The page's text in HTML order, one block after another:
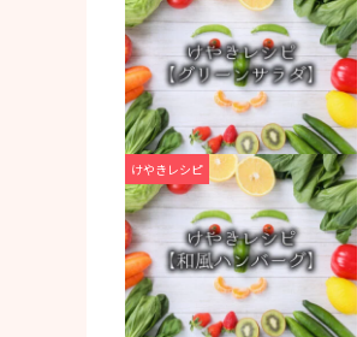
けやきレシピ